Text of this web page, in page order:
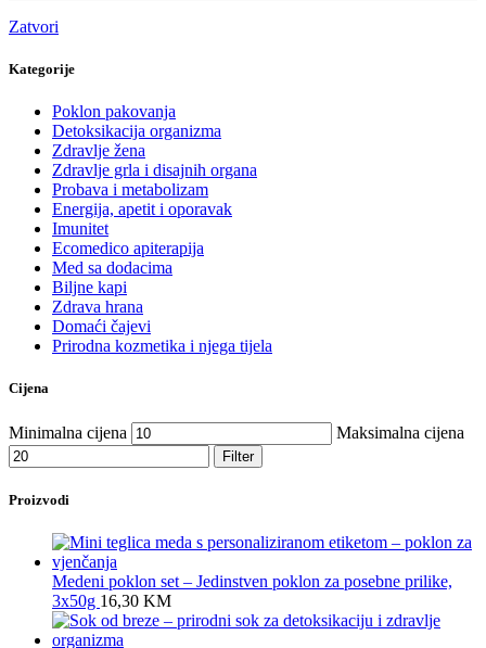
Zatvori
Kategorije
Poklon pakovanja
Detoksikacija organizma
Zdravlje žena
Zdravlje grla i disajnih organa
Probava i metabolizam
Energija, apetit i oporavak
Imunitet
Ecomedico apiterapija
Med sa dodacima
Biljne kapi
Zdrava hrana
Domaći čajevi
Prirodna kozmetika i njega tijela
Cijena
Minimalna cijena Maksimalna cijena
Filter
Proizvodi
Medeni poklon set – Jedinstven poklon za posebne prilike,
3x50g 16,30 KM